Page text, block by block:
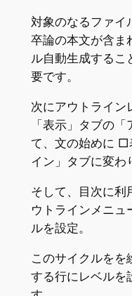
対象のなるファイ
卒論の本文が含ま
ル自動生成するこ
要です。
次にアウトライン
「表示」タブの
て、文の始めに □
イン」タブに変わ
そして、目次に利
ウトラインメニュ
ルを設定。
このサイクルをを
する行にレベルを